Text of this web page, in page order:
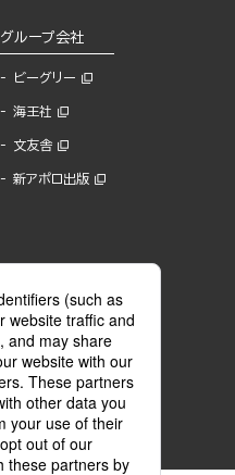
グループ会社
ビーグリー
海王社
文友舎
新アポロ出版